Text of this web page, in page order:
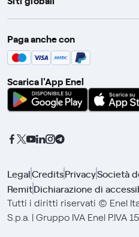
Enel Group
Enel Green Power
Global Procurement
Gridspertise
Paga anche con
Scarica l'App Enel
LegalCreditsPrivacySocietà
RemitDichiarazione di
Tutti i diritti riservati © Enel
S.p.a. | Gruppo IVA Enel P.IVA